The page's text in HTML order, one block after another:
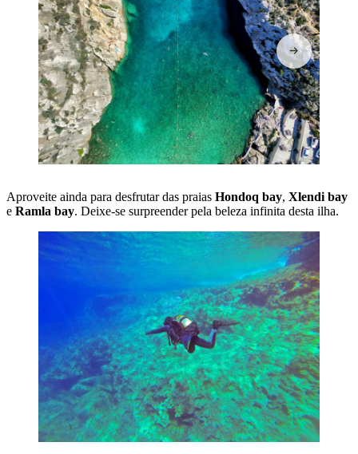
Aproveite ainda para desfrutar das praias Hondoq bay, Xlendi bay
e Ramla bay. Deixe-se surpreender pela beleza infinita desta ilha.